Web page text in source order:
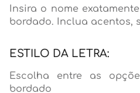
Insira o nome
bordado. Inclua acentos,
ESTILO DA LETRA:
Escolha entre as
bordado